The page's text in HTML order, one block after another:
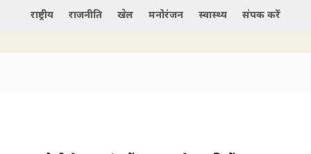
राष्ट्रीय राजनीति खेल मनोरंजन स्वास्थ्य संपर्क करें